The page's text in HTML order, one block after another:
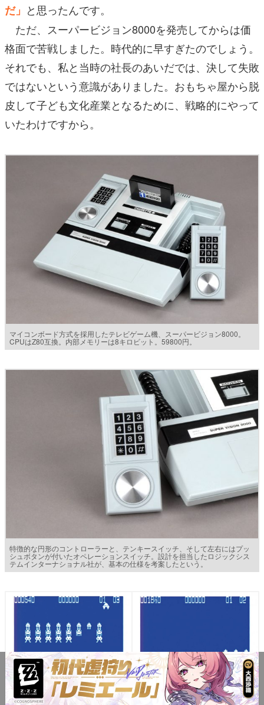
だ」 と思ったんです。
ただ、スーパービジョン8000を発売してからは価
格面で苦戦しました。時代的に早すぎたのでしょう。
それでも、私と当時の社長のあいだでは、決して失敗
ではないという意識がありました。おもちゃ屋から脱
皮して子ども文化産業となるために、戦略的にやって
いたわけですから。
マイコンボード方式を採用したテレビゲーム機、スーパービジョン8000。
CPUはZ80互換。内部メモリーは8キロビット。59800円。
特徴的な円形のコントローラーと、テンキースイッチ、そして左右にはプッ
シュボタンが付いたオペレーションスイッチ。設計を担当したロジックシス
テムインターナショナル社が、基本の仕様を考案したという。
（左）本体に同梱のインベーダーゲーム、『ミサイルベーダー』の画面。開
始直後にUFOが飛来する。AY-3-8910チップが奏でるシンセサイザーサウン